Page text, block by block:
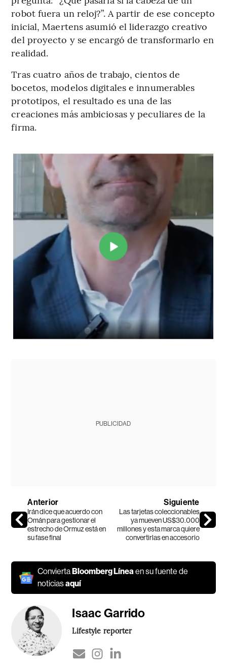
robot fuera un reloj?”. A partir de ese concepto
inicial, Maertens asumió el liderazgo creativo
del proyecto y se encargó de transformarlo en
realidad.
Tras cuatro años de trabajo, cientos de
bocetos, modelos digitales e innumerables
prototipos, el resultado es una de las
creaciones más ambiciosas y peculiares de la
firma.
PUBLICIDAD
Anterior
Irán dice que acuerdo con
Omán para gestionar el
estrecho de Ormuz está en
su fase final
Siguiente
Las tarjetas coleccionables
ya mueven US$30.000
millones y esta marca quiere
convertirlas en accesorio
Convierta Bloomberg Líneaen su fuente de
noticiasaquí
Isaac Garrido
Lifestyle reporter